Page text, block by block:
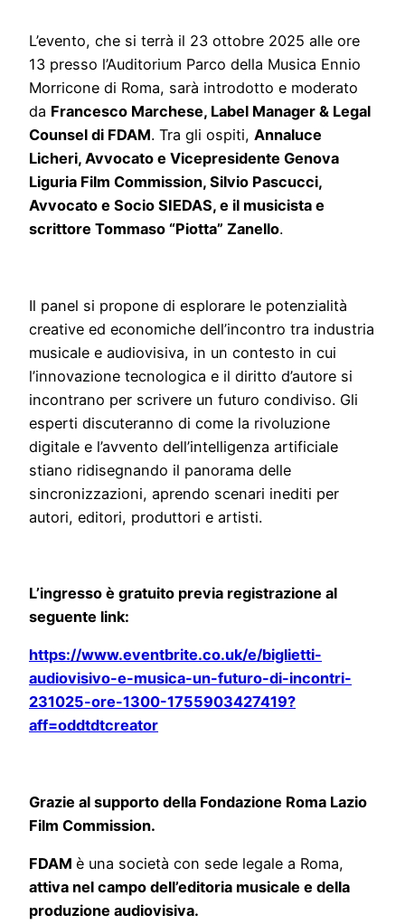
L’evento, che si terrà il 23 ottobre 2025 alle ore
13 presso l’Auditorium Parco della Musica Ennio
Morricone di Roma, sarà introdotto e moderato
da Francesco Marchese, Label Manager & Legal
Counsel di FDAM. Tra gli ospiti, Annaluce
Licheri, Avvocato e Vicepresidente Genova
Liguria Film Commission, Silvio Pascucci,
Avvocato e Socio SIEDAS, e il musicista e
scrittore Tommaso “Piotta” Zanello.
Il panel si propone di esplorare le potenzialità
creative ed economiche dell’incontro tra industria
musicale e audiovisiva, in un contesto in cui
l’innovazione tecnologica e il diritto d’autore si
incontrano per scrivere un futuro condiviso. Gli
esperti discuteranno di come la rivoluzione
digitale e l’avvento dell’intelligenza artificiale
stiano ridisegnando il panorama delle
sincronizzazioni, aprendo scenari inediti per
autori, editori, produttori e artisti.
L’ingresso è gratuito previa registrazione al
seguente link:
https://www.eventbrite.co.uk/e/biglietti-
audiovisivo-e-musica-un-futuro-di-incontri-
231025-ore-1300-1755903427419?
aff=oddtdtcreator
Grazie al supporto della Fondazione Roma Lazio
Film Commission.
FDAM è una società con sede legale a Roma,
attiva nel campo dell’editoria musicale e della
produzione audiovisiva.